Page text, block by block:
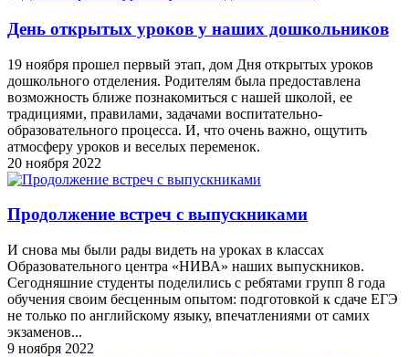
День открытых уроков у наших дошкольников
19 ноября прошел первый этап, дом Дня открытых уроков
дошкольного отделения. Родителям была предоставлена
возможность ближе познакомиться с нашей школой, ее
традициями, правилами, задачами воспитательно-
образовательного процесса. И, что очень важно, ощутить
атмосферу уроков и веселых переменок.
20 ноября 2022
Продолжение встреч с выпускниками
И снова мы были рады видеть на уроках в классах
Oбразовательного центра «НИВА» наших выпускников.
Сегодняшние студенты поделились с ребятами групп 8 года
обучения своим бесценным опытом: подготовкой к сдаче ЕГЭ
не только по английскому языку, впечатлениями от самих
экзаменов...
9 ноября 2022